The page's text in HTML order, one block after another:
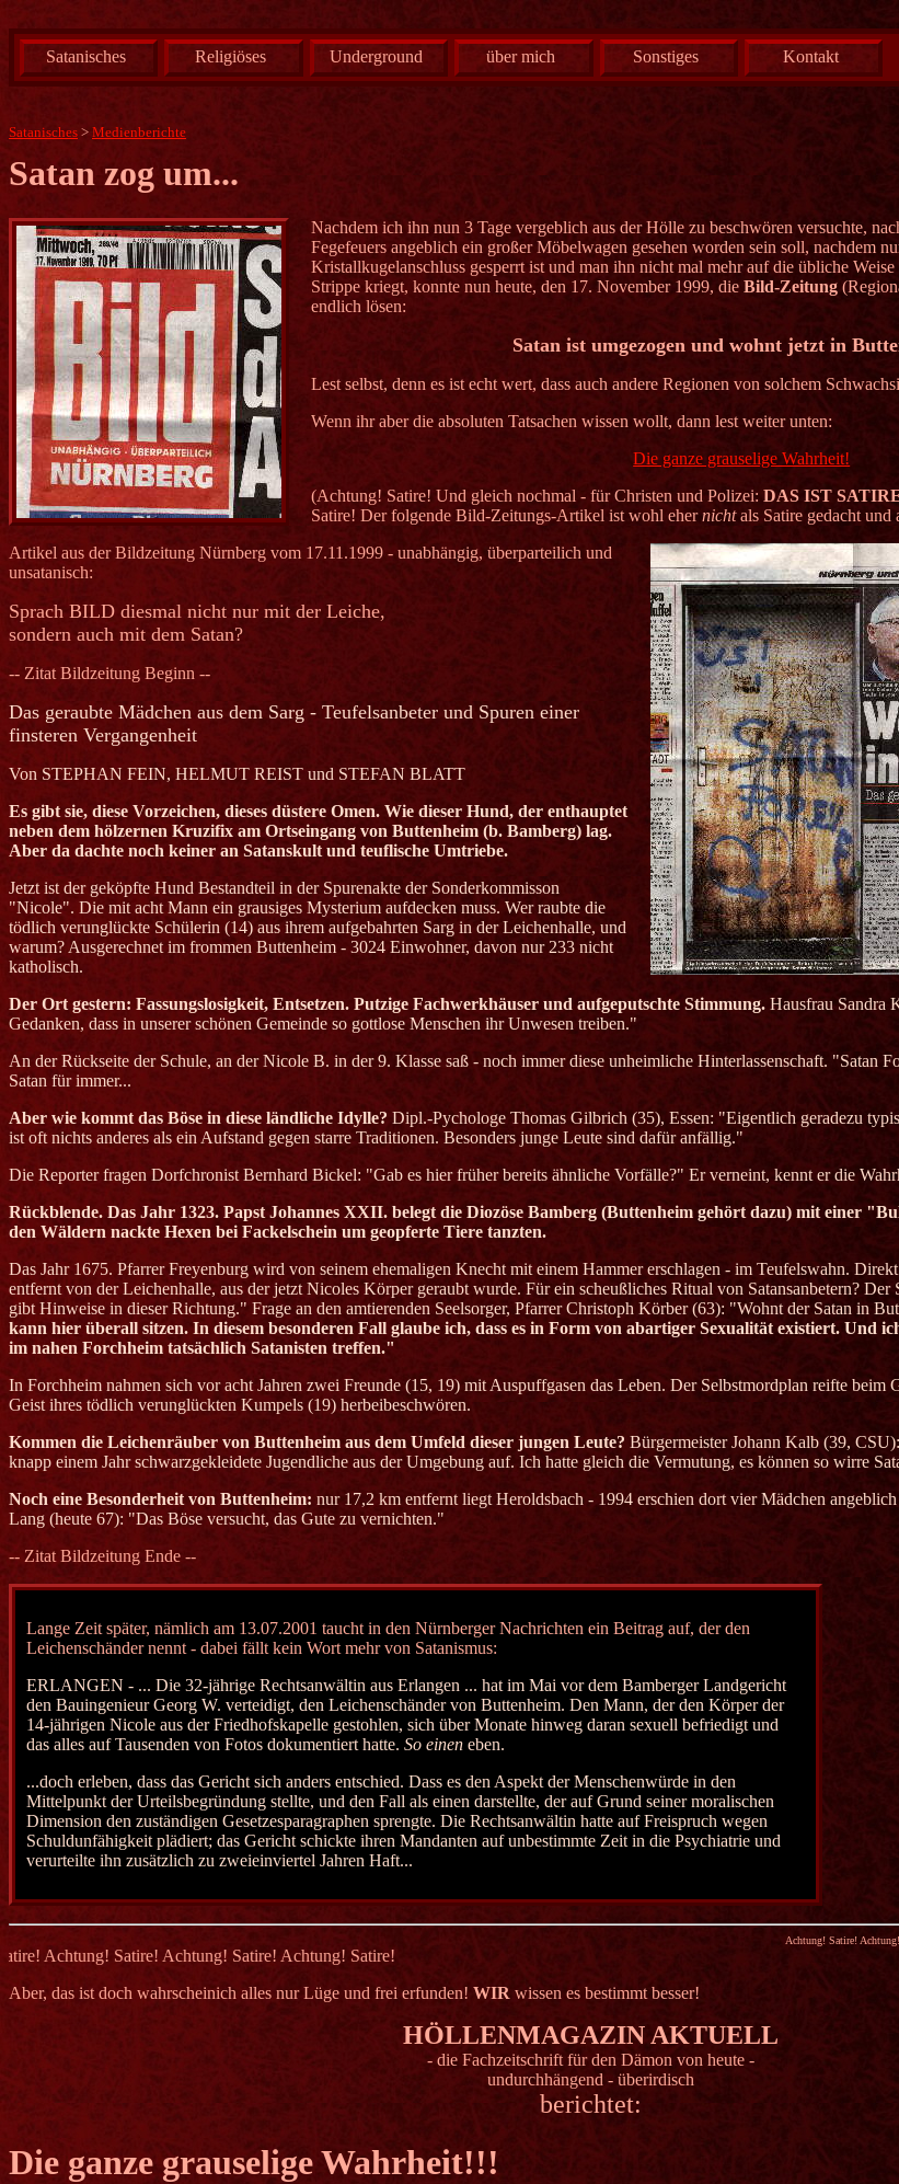
Satanisches Religiöses Underground über mich Sonstiges Kontakt
Satanisches > Medienberichte
Satan zog um...
Nachdem ich ihn nun 3 Tage vergeblich aus der Hölle zu beschwören versuchte,
Fegefeuers angeblich ein großer Möbelwagen gesehen worden sein soll, nachdem
Kristallkugelanschluss gesperrt ist und man ihn nicht mal mehr auf die übliche Weise
Strippe kriegt, konnte nun heute, den 17. November 1999, die Bild-Zeitung
endlich lösen:
Satan ist umgezogen und wohnt jetzt in
Lest selbst, denn es ist echt wert, dass auch andere Regionen von solchem
Wenn ihr aber die absoluten Tatsachen wissen wollt, dann lest weiter unten:
Die ganze grauselige Wahrheit!
(Achtung! Satire! Und gleich nochmal - für Christen und Polizei: DAS IST
Satire! Der folgende Bild-Zeitungs-Artikel ist wohl ehernichtals Satire gedacht und
Artikel aus der Bildzeitung Nürnberg vom 17.11.1999 - unabhängig, überparteilich und
unsatanisch:
Sprach BILD diesmal nicht nur mit der Leiche,
sondern auch mit dem Satan?
-- Zitat Bildzeitung Beginn --
Das geraubte Mädchen aus dem Sarg - Teufelsanbeter und Spuren einer
finsteren Vergangenheit
Von STEPHAN FEIN, HELMUT REIST und STEFAN BLATT
Es gibt sie, diese Vorzeichen, dieses düstere Omen. Wie dieser Hund, der enthauptet
neben dem hölzernen Kruzifix am Ortseingang von Buttenheim (b. Bamberg) lag.
Aber da dachte noch keiner an Satanskult und teuflische Umtriebe.
Jetzt ist der geköpfte Hund Bestandteil in der Spurenakte der Sonderkommisson
"Nicole". Die mit acht Mann ein grausiges Mysterium aufdecken muss. Wer raubte die
tödlich verunglückte Schülerin (14) aus ihrem aufgebahrten Sarg in der Leichenhalle, und
warum? Ausgerechnet im frommen Buttenheim - 3024 Einwohner, davon nur 233 nicht
katholisch.
Der Ort gestern: Fassungslosigkeit, Entsetzen. Putzige Fachwerkhäuser und aufgeputschte Stimmung. Hausfrau Sandra
Gedanken, dass in unserer schönen Gemeinde so gottlose Menschen ihr Unwesen treiben."
An der Rückseite der Schule, an der Nicole B. in der 9. Klasse saß - noch immer diese unheimliche Hinterlassenschaft. "Satan
Satan für immer...
Aber wie kommt das Böse in diese ländliche Idylle? Dipl.-Pychologe Thomas Gilbrich (35), Essen: "Eigentlich geradezu
ist oft nichts anderes als ein Aufstand gegen starre Traditionen. Besonders junge Leute sind dafür anfällig."
Die Reporter fragen Dorfchronist Bernhard Bickel: "Gab es hier früher bereits ähnliche Vorfälle?" Er verneint, kennt er die
Rückblende. Das Jahr 1323. Papst Johannes XXII. belegt die Diozöse Bamberg (Buttenheim gehört dazu) mit einer
den Wäldern nackte Hexen bei Fackelschein um geopferte Tiere tanzten.
Das Jahr 1675. Pfarrer Freyenburg wird von seinem ehemaligen Knecht mit einem Hammer erschlagen - im Teufelswahn.
entfernt von der Leichenhalle, aus der jetzt Nicoles Körper geraubt wurde. Für ein scheußliches Ritual von Satansanbetern?
gibt Hinweise in dieser Richtung." Frage an den amtierenden Seelsorger, Pfarrer Christoph Körber (63): "Wohnt der Satan in
kann hier überall sitzen. In diesem besonderen Fall glaube ich, dass es in Form von abartiger Sexualität existiert. Und
im nahen Forchheim tatsächlich Satanisten treffen."
In Forchheim nahmen sich vor acht Jahren zwei Freunde (15, 19) mit Auspuffgasen das Leben. Der Selbstmordplan reifte beim
Geist ihres tödlich verunglückten Kumpels (19) herbeibeschwören.
Kommen die Leichenräuber von Buttenheim aus dem Umfeld dieser jungen Leute? Bürgermeister Johann Kalb (39,
knapp einem Jahr schwarzgekleidete Jugendliche aus der Umgebung auf. Ich hatte gleich die Vermutung, es können so wirre
Noch eine Besonderheit von Buttenheim: nur 17,2 km entfernt liegt Heroldsbach - 1994 erschien dort vier Mädchen
Lang (heute 67): "Das Böse versucht, das Gute zu vernichten."
-- Zitat Bildzeitung Ende --
Lange Zeit später, nämlich am 13.07.2001 taucht in den Nürnberger Nachrichten ein Beitrag auf, der den
Leichenschänder nennt - dabei fällt kein Wort mehr von Satanismus:
ERLANGEN - ... Die 32-jährige Rechtsanwältin aus Erlangen ... hat im Mai vor dem Bamberger Landgericht
den Bauingenieur Georg W. verteidigt, den Leichenschänder von Buttenheim. Den Mann, der den Körper der
14-jährigen Nicole aus der Friedhofskapelle gestohlen, sich über Monate hinweg daran sexuell befriedigt und
das alles auf Tausenden von Fotos dokumentiert hatte. So einen eben.
...doch erleben, dass das Gericht sich anders entschied. Dass es den Aspekt der Menschenwürde in den
Mittelpunkt der Urteilsbegründung stellte, und den Fall als einen darstellte, der auf Grund seiner moralischen
Dimension den zuständigen Gesetzesparagraphen sprengte. Die Rechtsanwältin hatte auf Freispruch wegen
Schuldunfähigkeit plädiert; das Gericht schickte ihren Mandanten auf unbestimmte Zeit in die Psychiatrie und
verurteilte ihn zusätzlich zu zweieinviertel Jahren Haft...
Achtung! Satire! Achtung! Satire! Achtung! Satire! Achtung! Satire!
Satire! Achtung! Satire! Achtung! Satire! Achtung! Satire! Achtung! Satire!
Aber, das ist doch wahrscheinich alles nur Lüge und frei erfunden! WIR wissen es bestimmt besser!
HÖLLENMAGAZIN AKTUELL
- die Fachzeitschrift für den Dämon von heute -
undurchhängend - überirdisch
berichtet:
Die ganze grauselige Wahrheit!!!